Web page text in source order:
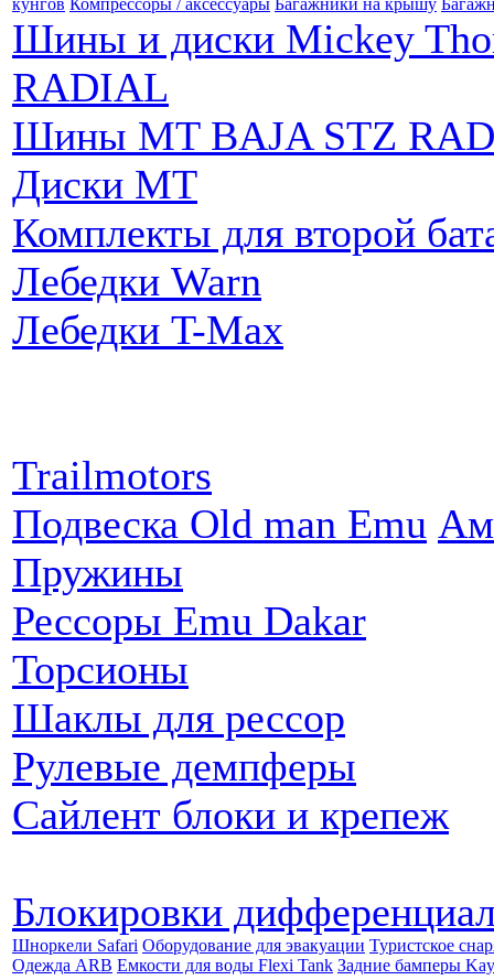
кунгов Компрессоры / аксессуары Багажники на крышу
Шины и диски Mickey
RADIAL
Шины MT BAJA STZ
Диски MT
Комплекты для второй
Лебедки Warn
Лебедки T-Max
Trailmotors
Подвеска Old man Emu
Пружины
Рессоры Emu Dakar
Торсионы
Шаклы для рессор
Рулевые демпферы
Сайлент блоки и крепеж
Блокировки
Шноркели Safari Оборудование для эвакуации Туристское
Одежда ARB Емкости для воды Flexi Tank Задние бамперы